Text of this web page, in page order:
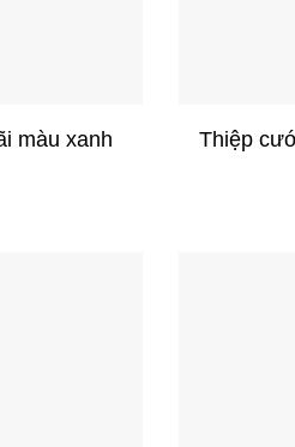
màu xanh
Thiệp